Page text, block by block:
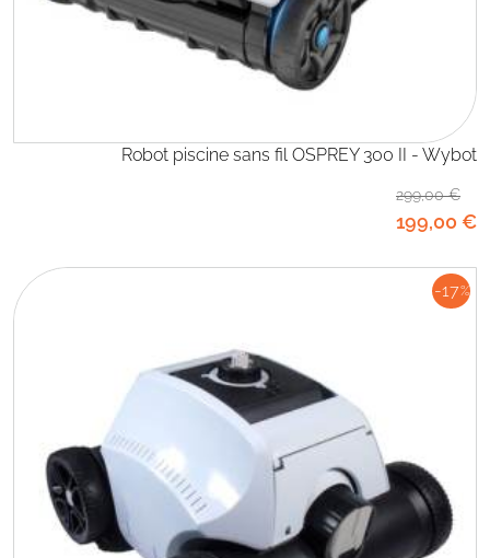
Robot piscine sans fil OSPREY 300 II - Wybot
299,00€
199,00 €
-17%